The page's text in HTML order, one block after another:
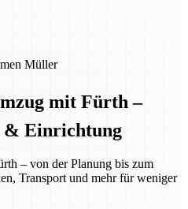
Müller
mit Fürth –
& Einrichtung
– von der Planung bis zum
Transport und mehr für weniger